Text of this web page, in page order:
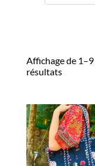
Affichage de
résultats